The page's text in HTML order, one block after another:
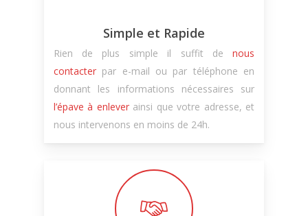
Simple et Rapide
Rien de plus simple il suffit denous
contacterpar e-mail ou par téléphone en
donnant les informations nécessaires sur
l’épave à enleverainsi que votre adresse, et
nous intervenons en moins de 24h.